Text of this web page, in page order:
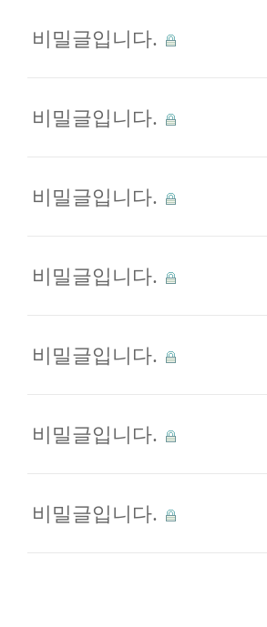
비밀글입니다.
비밀글입니다.
비밀글입니다.
비밀글입니다.
비밀글입니다.
비밀글입니다.
비밀글입니다.